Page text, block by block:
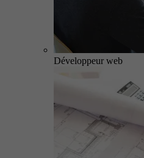
Développeur web